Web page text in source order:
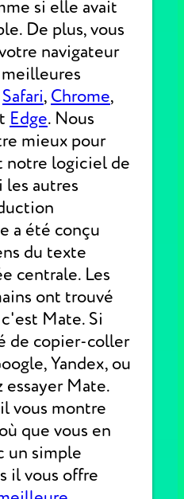
si elle avait
De plus, vous
navigateur
Safari, Chrome,
Edge. Nous
mieux pour
notre logiciel de
autres
a été conçu
du texte
centrale. Les
ont trouvé
Mate. Si
de copier-coller
Yandex, ou
essayer Mate.
vous montre
que vous en
un simple
il vous offre